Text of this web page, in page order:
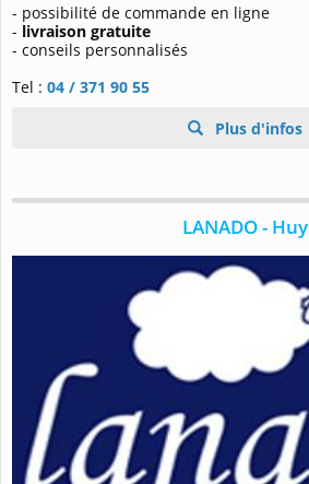
- possibilité de commande en ligne
- livraison gratuite
- conseils personnalisés
Tel : 04 / 371 90 55
Plus d'infos
LANADO - Huy